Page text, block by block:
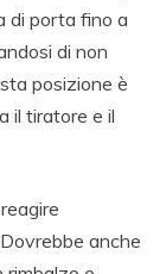
di porta fino a
di non
posizione è
il tiratore e il
anche